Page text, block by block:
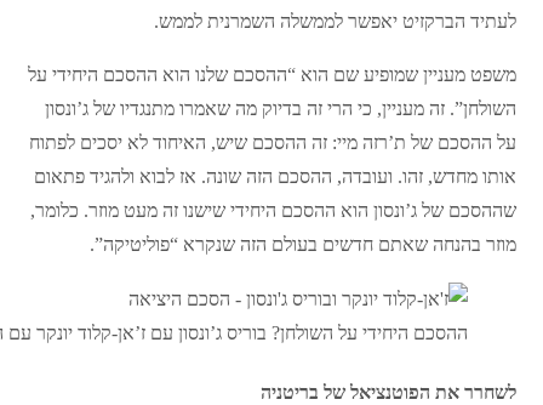
לעתיד הברקזיט יאפשר לממשלה השמרנית לממש.
משפט מעניין שמופיע שם הוא “ההסכם שלנו הוא ההסכם היחידי על
השולחן”. זה מעניין, כי הרי זה בדיוק מה שאמרו מתנגדיו של ג’ונסון
על ההסכם של ת’רזה מיי: זה ההסכם שיש, האיחוד לא יסכים לפתוח
אותו מחדש, זהו. ועובדה, ההסכם הזה שונה. אז לבוא ולהגיד פתאום
שההסכם של ג’ונסון הוא ההסכם היחידי שישנו זה מעט מוזר. כלומר,
מוזר בהנחה שאתם חדשים בעולם הזה שנקרא “פוליטיקה”.
ההסכם היחידי על השולחן? בוריס ג’ונסון עם ז’אן-קלוד יונקר עם
לשחרר את הפוטנציאל של בריטניה